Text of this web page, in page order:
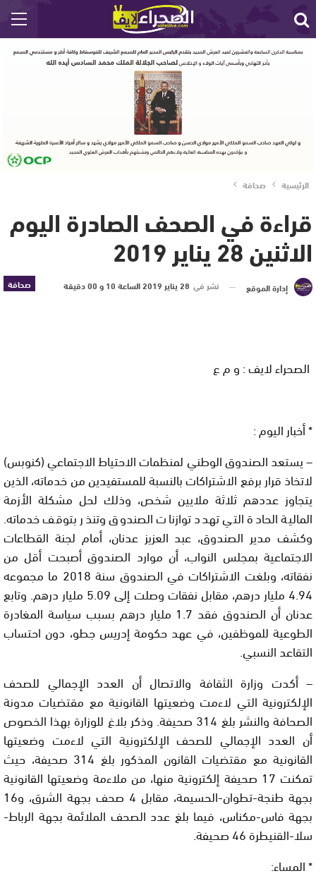
الرئيسية صحافة
قراءة في الصحف الصادرة اليوم
الاثنين 28 يناير 2019
صحافة إدارة الموقع نشر في 28 يناير 2019 الساعة 10 و 00 دقيقة
الصحراء لايف : و م ع
* أخبار اليوم :
– يستعد الصندوق الوطني لمنظمات الاحتياط الاجتماعي (كنوبس)
لاتخاذ قرار برفع الاشتراكات بالنسبة للمستفيدين من خدماته، الذين
يتجاوز عددهم ثلاثة ملايين شخص، وذلك لحل مشكلة الأزمة
المالية الحادة التي تهدد توازنات الصندوق وتنذر بتوقف خدماته.
وكشف مدير الصندوق، عبد العزيز عدنان، أمام لجنة القطاعات
الاجتماعية بمجلس النواب، أن موارد الصندوق أصبحت أقل من
نفقاته، وبلغت الاشتراكات في الصندوق سنة 2018 ما مجموعه
4.94 مليار درهم، مقابل نفقات وصلت إلى 5.09 مليار درهم. وتابع
عدنان أن الصندوق فقد 1.7 مليار درهم بسبب سياسة المغادرة
الطوعية للموظفين، في عهد حكومة إدريس جطو، دون احتساب
التقاعد النسبي.
– أكدت وزارة الثقافة والاتصال أن العدد الإجمالي للصحف
الإلكترونية التي لاءمت وضعيتها القانونية مع مقتضيات مدونة
الصحافة والنشر بلغ 314 صحيفة. وذكر بلاغ للوزارة بهذا الخصوص
أن العدد الإجمالي للصحف الإلكترونية التي لاءمت وضعيتها
القانونية مع مقتضيات القانون المذكور بلغ 314 صحيفة، حيث
تمكنت 17 صحيفة إلكترونية منها، من ملاءمة وضعيتها القانونية
بجهة طنجة-تطوان-الحسيمة، مقابل 4 صحف بجهة الشرق، و16
بجهة فاس-مكناس، فيما بلغ عدد الصحف الملائمة بجهة الرباط-
سلا-القنيطرة 46 صحيفة.
* المساء: